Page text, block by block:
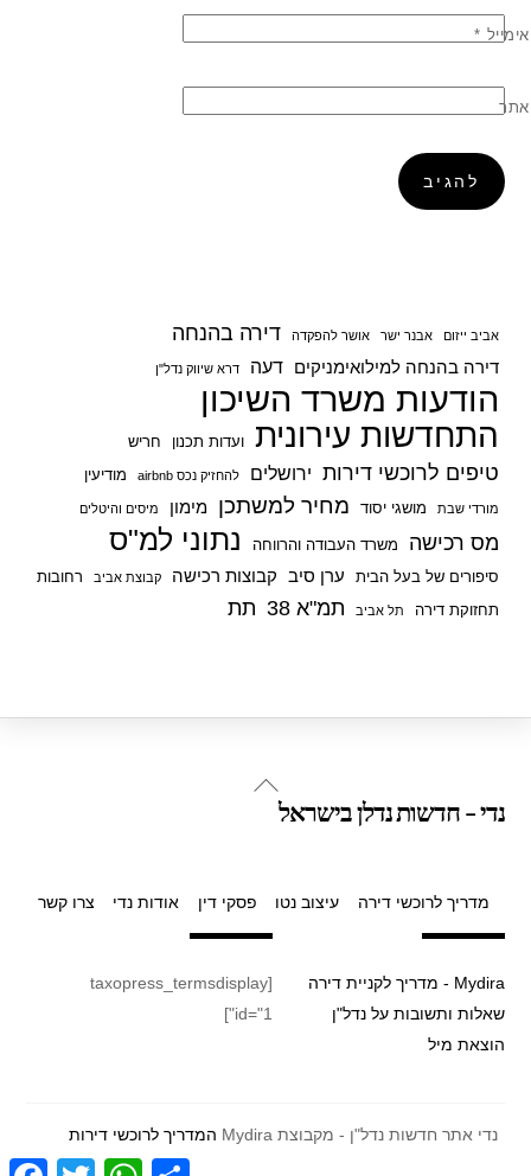
אימייל *
אתר
אביב ייזום אבנר ישר אושר להפקדה דירה בהנחה
דירה בהנחה למילואימניקים דעה דרא שיווק נדל"ן
הודעות משרד השיכון
התחדשות עירונית ועדות תכנון חריש
טיפים לרוכשי דירות ירושלים להחזיק נכס airbnb מודיעין
מורדי שבת מושגי יסוד מחיר למשתכן מימון מיסים והיטלים
מס רכישה משרד העבודה והרווחה נתוני למ"ס
סיפורים של בעל הבית ערן סיב קבוצות רכישה קבוצת אביב
רחובות
תחזוקת דירה
תל אביב תמ"א 38 תת
Back
נדי - חדשות נדלן בישראל
מדריך לרוכשי דירה עיצוב נטו פסקי דין אודות נדי צרו קשר
Mydira - מדריך לקניית דירה
שאלות ותשובות על נדל"ן
הוצאת מיל
[taxopress_termsdisplay
id="1"]
נדי אתר חדשות נדל"ן - מקבוצת Mydira המדריך לרוכשי דירות
F T W S